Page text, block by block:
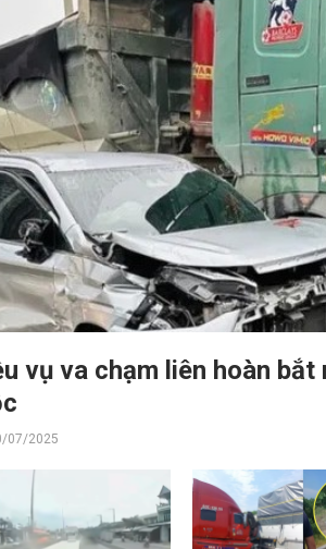
vụ va chạm liên hoàn
07/2025